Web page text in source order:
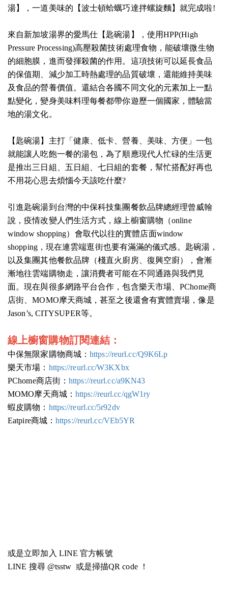
湯】，一道美味的【波士頓蛤蠣巧達拌螺旋麵】就完成啦!
來自新加坡湯界的愛馬仕【匙碗湯】，使用HPP(High
Pressure Processing)高壓殺菌技術處理食物，能破壞微生物
的細胞膜，進而發揮殺菌的作用。這項技術可以延長食品
的保值期、減少加工時熱處理的品質破壞，還能維持美味
及食品的營養價值。還結合各國不同文化的元素加上一點
點變化，變身美味料理每餐都帶你遊歷一個國家，體驗當
地的湯文化。
【匙碗湯】主打「健康、低卡、營養、美味、方便」一包
就能讓人吃飽一餐的湯包，為了順應現代人忙碌的生活更
是推出三日組、五日組、七日組的套餐，幫忙搭配好再也
不用花心思去煩惱今天該吃什麼?
引進匙碗湯到台灣的中保科技集團餐飲品牌總經理曾威翰
說，疫情改變人們生活方式，線上櫥窗購物（online
window shopping）會取代以往的實體店面window
shopping，現在連雲端逛街也要有滿滿的儀式感。匙碗湯，
以及集團其他餐飲品牌（棧直火廚房、復興空廚），會漸
漸地往雲端購物走，讓消費者可能在不同通路與我們見
面。現在與很多網路平台合作，包含樂天市場、PChome商
店街、MOMO摩天商城，甚至之後還會有實體賣場，像是
Jason’s, CITYSUPER等。
線上櫥窗購物訂閱連結：
中保無限家購物商城：https://reurl.cc/Q9K6Lp
樂天市場： https://reurl.cc/W3KXbx
PChome商店街： https://reurl.cc/a9KN43
MOMO摩天商城： https://reurl.cc/qgW1ry
蝦皮購物： https://reurl.cc/5r92dv
Eatpire商城： https://reurl.cc/VEb5YR
或是立即加入 LINE 官方帳號
LINE 搜尋 @tsstw 或是掃描QR code ！